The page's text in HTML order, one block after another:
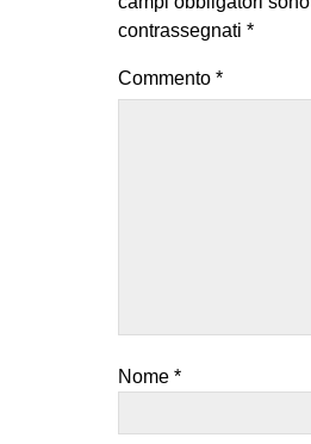
contrassegnati *
Commento *
Nome *